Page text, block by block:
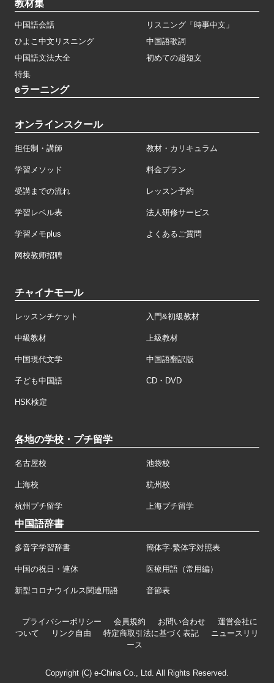
教材集
中国語会話
リスニング「時事中文」
ひよこ中文リスニング
中国語歌詞
中国語文法大全
初めての超短文
特集
eラーニング
オンラインスクール
担任制・講師 教材・カリキュラム
学習メソッド 料金プラン
受講までの流れ レッスン予約
学習レベル表 法人研修サービス
学習メモplus よくあるご質問
网校教师招聘
チャイナモール
レッスンチケット 入門&初級教材
中級教材 上級教材
中国現代文学 中国語翻訳版
子ども中国語 CD・DVD
HSK検定
各地の学校・プチ留学
名古屋校 池袋校
上海校 杭州校
杭州プチ留学 上海プチ留学
中国語辞書
多音字学習辞書 簡体字·繁体字対照表
中国の祝日・連休 医療用語（常用編）
新型コロナウイルス関連用語 音節表
プライバシーポリシー 会員規約 お問い合わせ
運営会社に
ついて
リンク自由 特定商取引法に基づく表記
ニュースリリ
ース
Copyright (C) e-China Co., Ltd. All Rights Reserved.